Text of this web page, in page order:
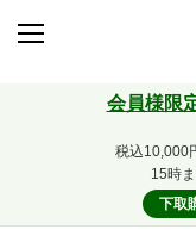
会員様限
税込10,000
15時
下取